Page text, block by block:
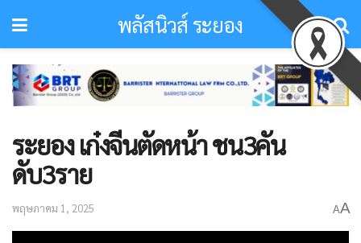
พลัสนิวส์ ระยอง
ระยอง เก๋งจีนตัดหน้า ชน3คัน
ดับ3ราย
พฤษภาคม 1, 2025 AA